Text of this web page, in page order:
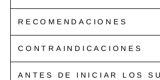
RECOMENDACIONES
CONTRAINDICACIONES
ANTES DE INICIAR LOS